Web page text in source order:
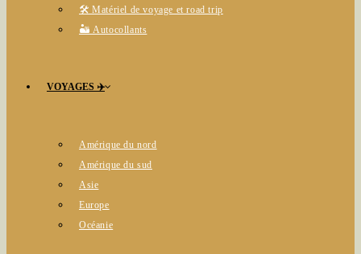
🛠️ Matériel de voyage et road trip
🏜️ Autocollants
VOYAGES ✈️
Amérique du nord
Amérique du sud
Asie
Europe
Océanie